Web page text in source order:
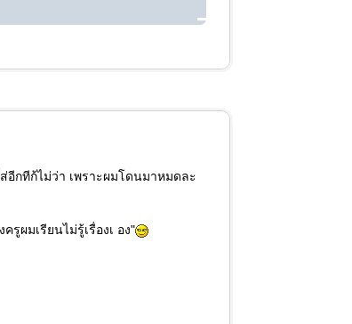
อีกทีก้ไม่ว่า เพราะผมโดนมาหมดละ
ผมเรียนไม่รู้เรื่องเ อง"